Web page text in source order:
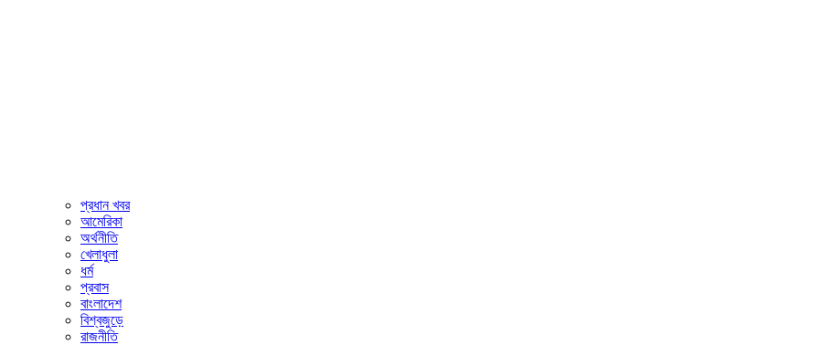
প্রধান খবর
আমেরিকা
অর্থনীতি
খেলাধুলা
ধর্ম
প্রবাস
বাংলাদেশ
বিশ্বজুড়ে
রাজনীতি